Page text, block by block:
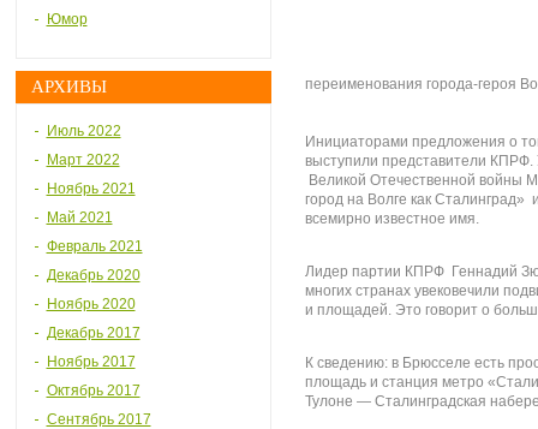
Юмор
АРХИВЫ
Июль 2022
Март 2022
Ноябрь 2021
Май 2021
Февраль 2021
Декабрь 2020
Ноябрь 2020
Декабрь 2017
Ноябрь 2017
Октябрь 2017
Сентябрь 2017
переименования города-героя
Инициаторами предложения о
выступили представители КПРФ.
Великой Отечественной войны
город на Волге как Сталинград»
всемирно известное имя.
Лидер партии КПРФ Геннадий
многих странах увековечили
и площадей. Это говорит о
К сведению: в Брюсселе есть
площадь и станция метро
Тулоне — Сталинградская